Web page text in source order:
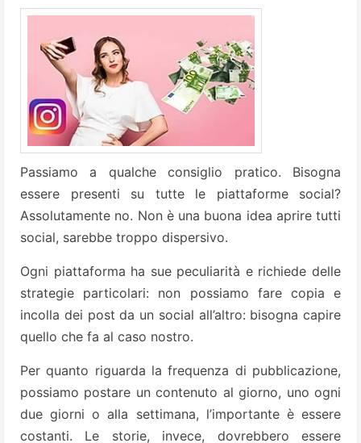
Passiamo a qualche consiglio pratico. Bisogna
essere presenti su tutte le piattaforme social?
Assolutamente no. Non è una buona idea aprire tutti
social, sarebbe troppo dispersivo.
Ogni piattaforma ha sue peculiarità e richiede delle
strategie particolari: non possiamo fare copia e
incolla dei post da un social all’altro: bisogna capire
quello che fa al caso nostro.
Per quanto riguarda la frequenza di pubblicazione,
possiamo postare un contenuto al giorno, uno ogni
due giorni o alla settimana, l’importante è essere
costanti. Le storie, invece, dovrebbero essere